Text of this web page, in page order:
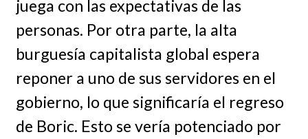
juega con las expectativas de las
personas. Por otra parte, la alta
burguesía capitalista global espera
reponer a uno de sus servidores en el
gobierno, lo que significaría el regreso
de Boric. Esto se vería potenciado por